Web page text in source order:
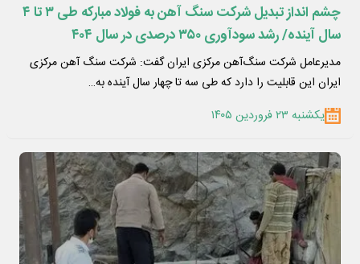
چشم انداز تبدیل شرکت سنگ آهن به فولاد مبارکه طی ۳ تا ۴
سال آینده/ رشد سودآوری ۳۵۰ درصدی در سال ۴۰۴
مدیرعامل شرکت سنگ‌آهن مرکزی ایران گفت: شرکت سنگ آهن مرکزی
ایران این قابلیت را دارد که طی سه تا چهار سال آینده به…
یکشنبه ۲۳ فروردین ۱۴۰۵